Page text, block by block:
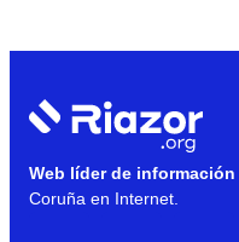
Web líder de información
Coruña en Internet.